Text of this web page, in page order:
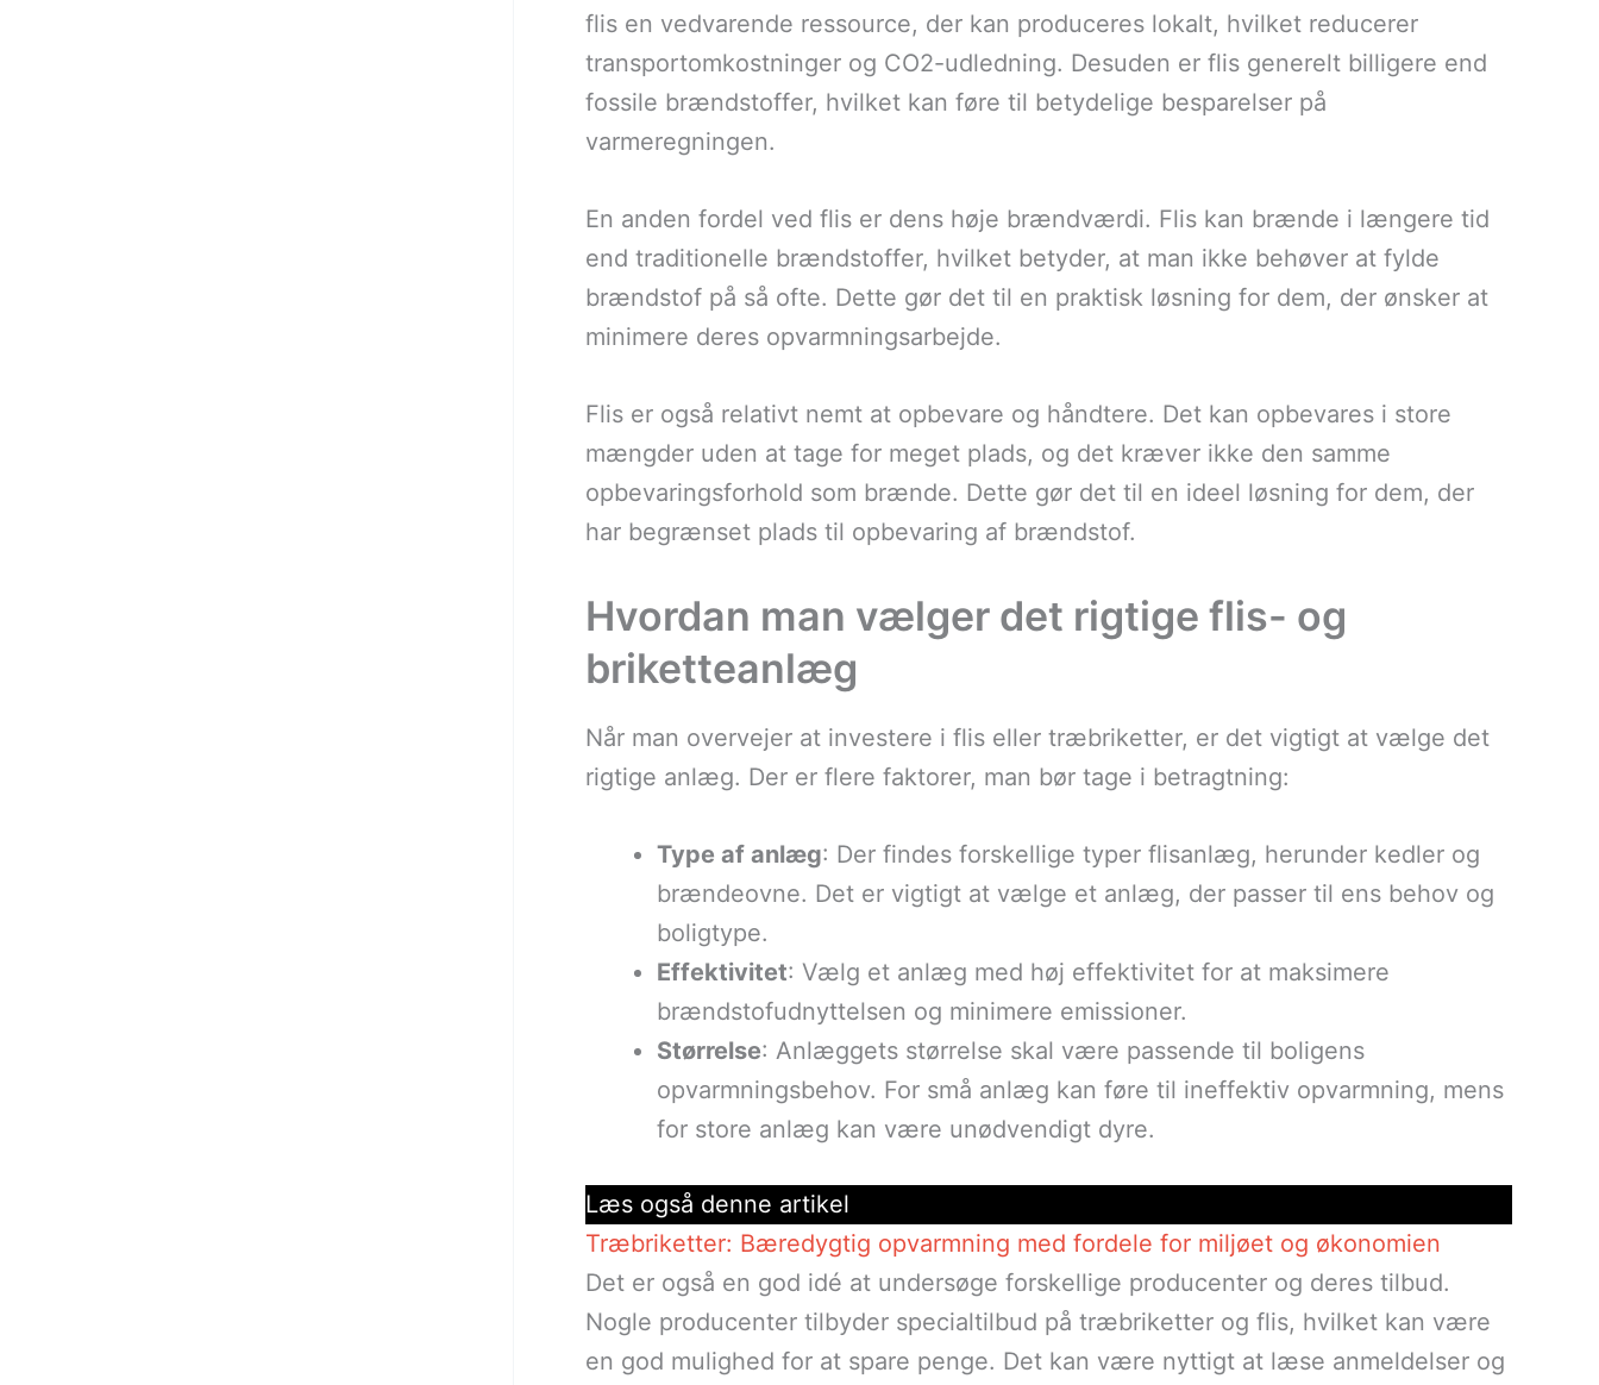
flis en vedvarende ressource, der kan produceres lokalt, hvilket reducerer
transportomkostninger og CO2-udledning. Desuden er flis generelt billigere end
fossile brændstoffer, hvilket kan føre til betydelige besparelser på
varmeregningen.
En anden fordel ved flis er dens høje brændværdi. Flis kan brænde i længere tid
end traditionelle brændstoffer, hvilket betyder, at man ikke behøver at fylde
brændstof på så ofte. Dette gør det til en praktisk løsning for dem, der ønsker at
minimere deres opvarmningsarbejde.
Flis er også relativt nemt at opbevare og håndtere. Det kan opbevares i store
mængder uden at tage for meget plads, og det kræver ikke den samme
opbevaringsforhold som brænde. Dette gør det til en ideel løsning for dem, der
har begrænset plads til opbevaring af brændstof.
Hvordan man vælger det rigtige flis- og
briketteanlæg
Når man overvejer at investere i flis eller træbriketter, er det vigtigt at vælge det
rigtige anlæg. Der er flere faktorer, man bør tage i betragtning:
Type af anlæg: Der findes forskellige typer flisanlæg, herunder kedler og
brændeovne. Det er vigtigt at vælge et anlæg, der passer til ens behov og
boligtype.
Effektivitet: Vælg et anlæg med høj effektivitet for at maksimere
brændstofudnyttelsen og minimere emissioner.
Størrelse: Anlæggets størrelse skal være passende til boligens
opvarmningsbehov. For små anlæg kan føre til ineffektiv opvarmning, mens
for store anlæg kan være unødvendigt dyre.
Læs også denne artikel
Træbriketter: Bæredygtig opvarmning med fordele for miljøet og økonomien
Det er også en god idé at undersøge forskellige producenter og deres tilbud.
Nogle producenter tilbyder specialtilbud på træbriketter og flis, hvilket kan være
en god mulighed for at spare penge. Det kan være nyttigt at læse anmeldelser og